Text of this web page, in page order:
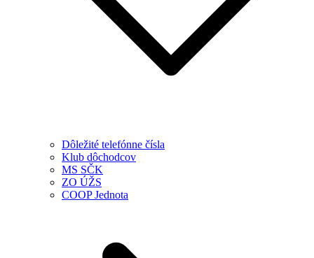
Dôležité telefónne čísla
Klub dôchodcov
MS SČK
ZO ÚŽS
COOP Jednota